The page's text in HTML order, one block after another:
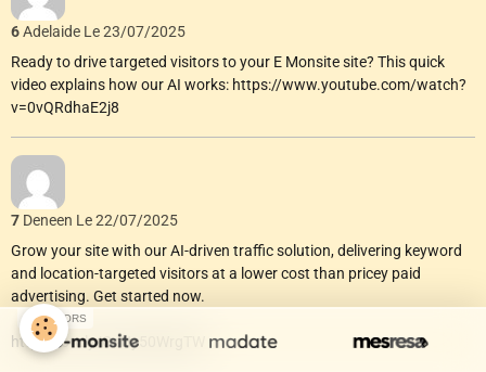
6Adelaide Le 23/07/2025
Ready to drive targeted visitors to your E Monsite site? This quick
video explains how our AI works: https://www.youtube.com/watch?
v=0vQRdhaE2j8
7 Deneen Le 22/07/2025
Grow your site with our AI-driven traffic solution, delivering keyword
and location-targeted visitors at a lower cost than pricey paid
advertising. Get started now.
https://ow.ly/OsHy50WrgTW
SPONSORS